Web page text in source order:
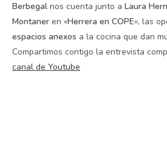
Berbegal nos cuenta junto a Laura
Montaner en «Herrera en COPE«, las
espacios anexos a la cocina que dan
Compartimos contigo la entrevista
canal de Youtube